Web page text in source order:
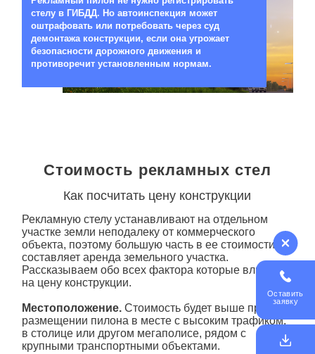
стелу в ГИБДД. Но автоинспекция может
оштрафовать или потребовать через суд
демонтажа конструкции, если она угрожает
безопасности дорожного движения и
противоречит установленным нормам.
Стоимость рекламных стел
Как посчитать цену конструкции
Рекламную стелу устанавливают на отдельном
участке земли неподалеку от коммерческого
объекта, поэтому большую часть в ее стоимости
составляет аренда земельного участка.
Рассказываем обо всех фактора которые влияют
на цену конструкции.
Местоположение.Стоимость будет выше при
размещении пилона в месте с высоким трафиком,
в столице или другом мегаполисе, рядом с
крупными транспортными объектами.
Оставить
заявку